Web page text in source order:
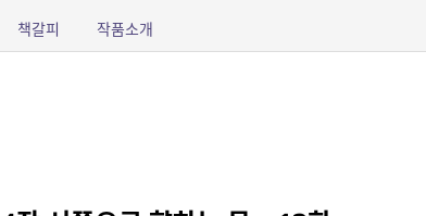
책갈피 작품소개